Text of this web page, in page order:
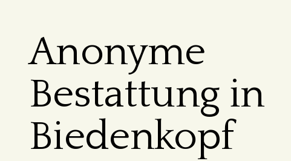
Anonyme
Bestattung in
Biedenkopf